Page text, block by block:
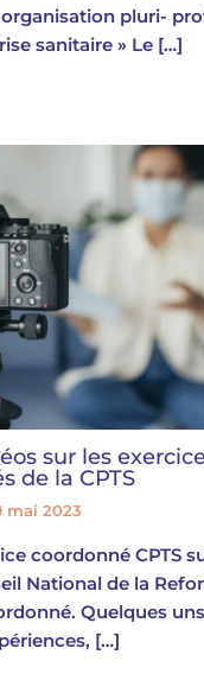
organisation pluri-
sanitaire » Le […]
sur les
de la CPTS
mai 2023
coordonné CPTS
National de la
Quelques
[…]